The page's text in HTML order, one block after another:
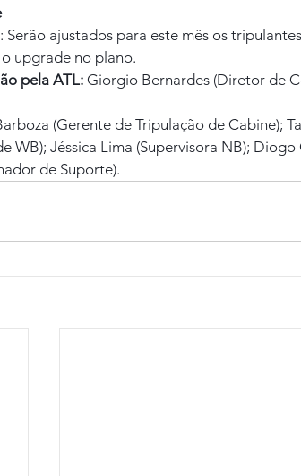
Serão ajustados para este mês os
upgrade no plano.
pela ATL: Giorgio Bernardes (Diretor de
(Gerente de Tripulação de Cabine);
WB); Jéssica Lima (Supervisora NB);
de Suporte).